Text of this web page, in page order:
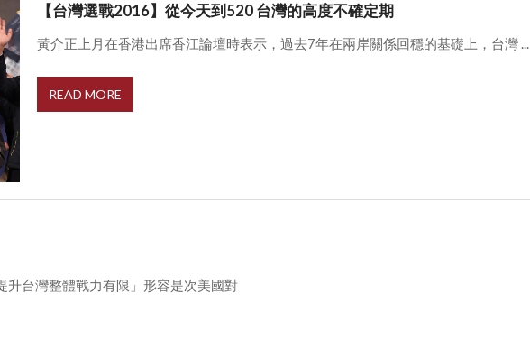
【台灣選戰2016】從今天到520 台灣的高度不確定期
黃介正上月在香港出席香江論壇時表示，過去7年在兩岸關係回穩的基礎上，台灣 ...
READ MORE
台灣整體戰力有限」形容是次美國對